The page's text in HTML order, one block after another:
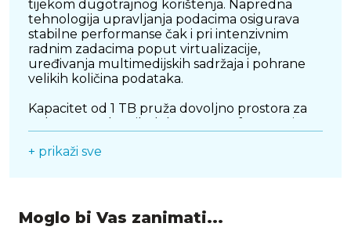
tijekom dugotrajnog korištenja. Napredna
tehnologija upravljanja podacima osigurava
stabilne performanse čak i pri intenzivnim
radnim zadacima poput virtualizacije,
uređivanja multimedijskih sadržaja i pohrane
velikih količina podataka.
Kapacitet od 1 TB pruža dovoljno prostora za
M.2 format omogućuje jednostavnu instalaciju
idealan je izbor za korisnike koji žele
maksimalne performanse, sigurnost podataka i
+ prikaži sve
Moglo bi Vas zanimati...